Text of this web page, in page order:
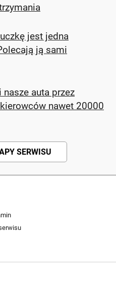
jest jedna
ją sami
auta przez
nawet 20000
SERWISU